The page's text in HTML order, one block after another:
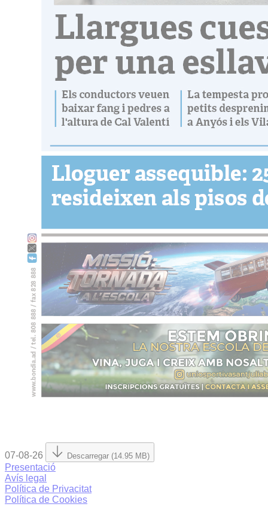
07-08-26 Descarregar (14.95 MB)
Presentació
Avís legal
Política de Privacitat
Política de Cookies